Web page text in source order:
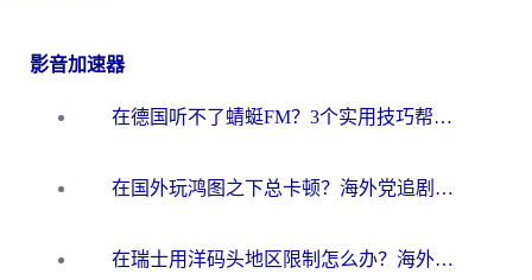
影音加速器
在德国听不了蜻蜓FM？3个实用技巧帮你解锁国内影音自由
在国外玩鸿图之下总卡顿？海外党追剧听歌的3个实用解决方案
在瑞士用洋码头地区限制怎么办？海外华人必看的回国加速全攻略